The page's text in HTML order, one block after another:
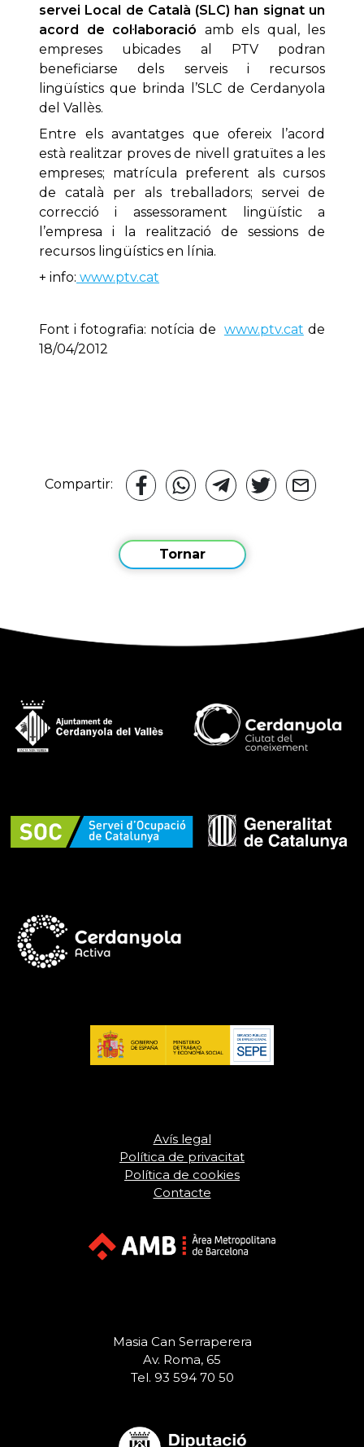
servei Local de Català (SLC) han signat un
acord de col·laboració amb els qual, les
empreses ubicades al PTV podran
beneficiarse dels serveis i recursos
lingüístics que brinda l’SLC de Cerdanyola
del Vallès.
Entre els avantatges que ofereix l’acord
està realitzar proves de nivell gratuïtes a les
empreses; matrícula preferent als cursos
de català per als treballadors; servei de
correcció i assessorament lingüístic a
l’empresa i la realització de sessions de
recursos lingüístics en línia.
+ info: www.ptv.cat
Font i fotografia: notícia de www.ptv.cat de
18/04/2012
Compartir:
Tornar
Avís legal
Política de privacitat
Política de cookies
Contacte
Masia Can Serraperera
Av. Roma, 65
Tel. 93 594 70 50